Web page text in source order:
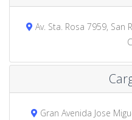
Av. Sta. Rosa 7959,
Gran Avenida Jose